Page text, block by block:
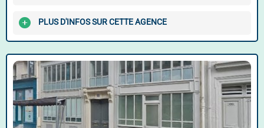
PLUS D'INFOS SUR CETTE AGENCE